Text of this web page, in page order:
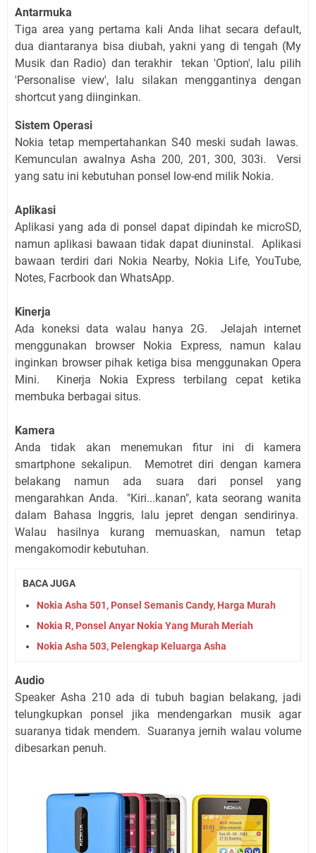
Antarmuka
Tiga area yang pertama kali Anda lihat secara default,
dua diantaranya bisa diubah, yakni yang di tengah (My
Musik dan Radio) dan terakhir tekan 'Option', lalu pilih
'Personalise view', lalu silakan menggantinya dengan
shortcut yang diinginkan.
Sistem Operasi
Nokia tetap mempertahankan S40 meski sudah lawas.
Kemunculan awalnya Asha 200, 201, 300, 303i. Versi
yang satu ini kebutuhan ponsel low-end milik Nokia.
Aplikasi
Aplikasi yang ada di ponsel dapat dipindah ke microSD,
namun aplikasi bawaan tidak dapat diuninstal. Aplikasi
bawaan terdiri dari Nokia Nearby, Nokia Life, YouTube,
Notes, Facrbook dan WhatsApp.
Kinerja
Ada koneksi data walau hanya 2G. Jelajah internet
menggunakan browser Nokia Express, namun kalau
inginkan browser pihak ketiga bisa menggunakan Opera
Mini. Kinerja Nokia Express terbilang cepat ketika
membuka berbagai situs.
Kamera
Anda tidak akan menemukan fitur ini di kamera
smartphone sekalipun. Memotret diri dengan kamera
belakang namun ada suara dari ponsel yang
mengarahkan Anda. "Kiri...kanan", kata seorang wanita
dalam Bahasa Inggris, lalu jepret dengan sendirinya.
Walau hasilnya kurang memuaskan, namun tetap
mengakomodir kebutuhan.
BACA JUGA
Nokia Asha 501, Ponsel Semanis Candy, Harga Murah
Nokia R, Ponsel Anyar Nokia Yang Murah Meriah
Nokia Asha 503, Pelengkap Keluarga Asha
Audio
Speaker Asha 210 ada di tubuh bagian belakang, jadi
telungkupkan ponsel jika mendengarkan musik agar
suaranya tidak mendem. Suaranya jernih walau volume
dibesarkan penuh.